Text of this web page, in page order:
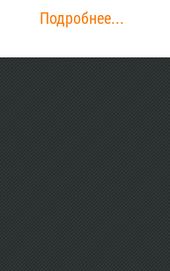
Подробнее...